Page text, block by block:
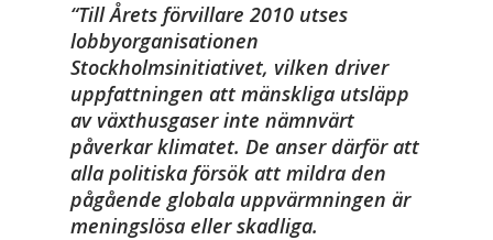
Till Årets förvillare 2010 utses
lobbyorganisationen
Stockholmsinitiativet, vilken driver
uppfattningen att mänskliga utsläpp
av växthusgaser inte nämnvärt
påverkar klimatet. De anser därför att
alla politiska försök att mildra den
pågående globala uppvärmningen är
meningslösa eller skadliga.